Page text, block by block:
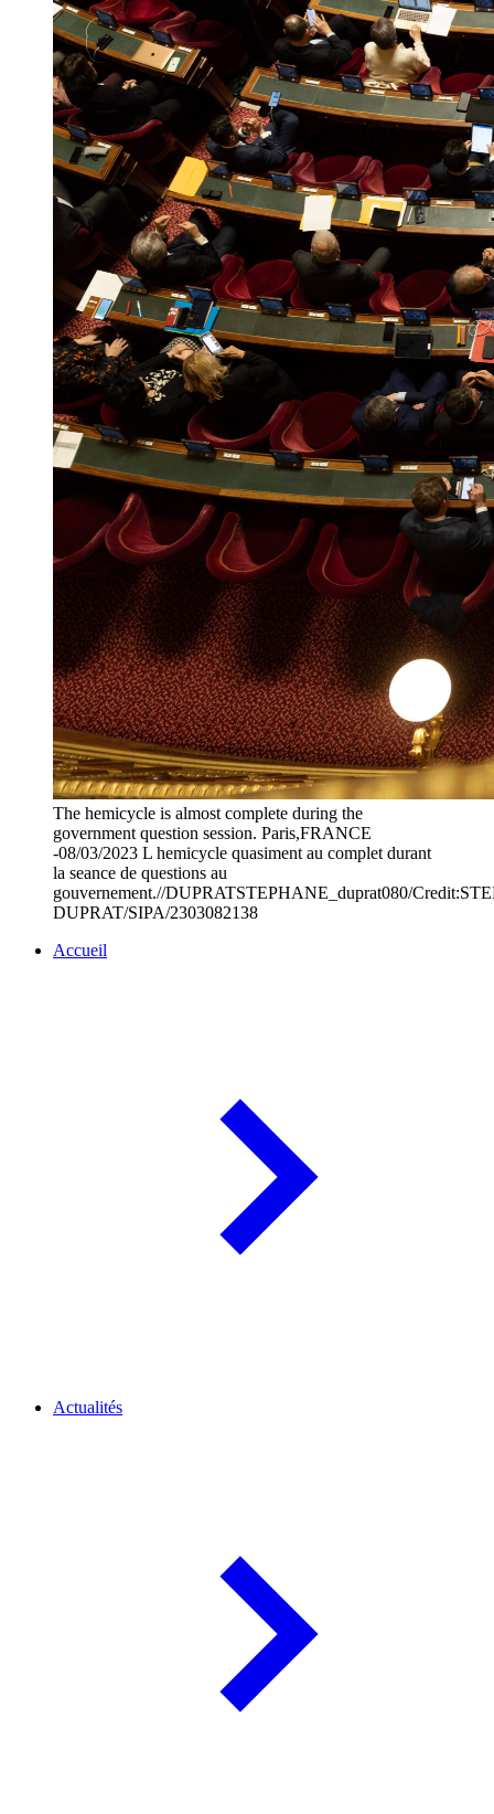
The hemicycle is almost complete during the
government question session. Paris,FRANCE
-08/03/2023 L hemicycle quasiment au complet durant
la seance de questions au
gouvernement.//DUPRATSTEPHANE_duprat080/
DUPRAT/SIPA/2303082138
Accueil
Actualités